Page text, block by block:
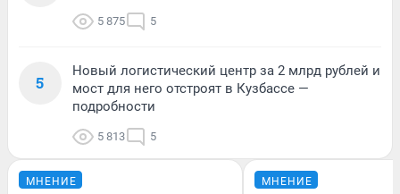
5 875 5
5
Новый логистический центр за 2 млрд рублей и
мост для него отстроят в Кузбассе —
подробности
5 813 5
МНЕНИЕ МНЕНИЕ